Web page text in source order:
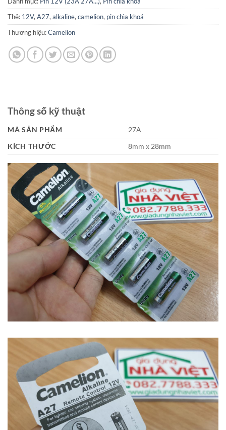
Thẻ: 12V, A27, alkaline, camelion, pin chìa khoá
Thương hiệu:Camelion
Thông số kỹ thuật
MÃ SẢN PHẨM
27A
KÍCH THƯỚC
8mm x 28mm